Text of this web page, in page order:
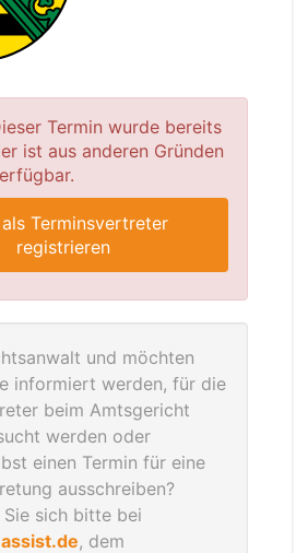
Termin wurde bereits
ist aus anderen Gründen
Terminsvertreter
registrieren
und möchten
informiert werden, für die
beim Amtsgericht
werden oder
einen Termin für eine
ausschreiben?
Sie sich bitte bei
, dem